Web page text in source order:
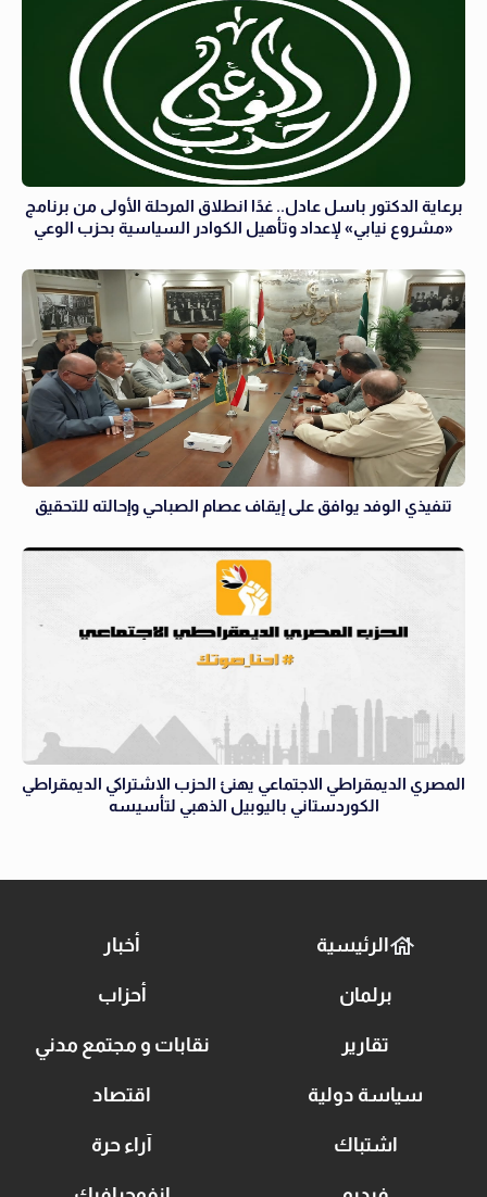
برعاية الدكتور باسل عادل.. غدًا انطلاق المرحلة الأولى من برنامج
«مشروع نيابي» لإعداد وتأهيل الكوادر السياسية بحزب الوعي
تنفيذي الوفد يوافق على إيقاف عصام الصباحي وإحالته للتحقيق
المصري الديمقراطي الاجتماعي يهنئ الحزب الاشتراكي الديمقراطي
الكوردستاني باليوبيل الذهبي لتأسيسه
الرئيسية أخبار
برلمان أحزاب
تقارير نقابات و مجتمع مدني
سياسة دولية اقتصاد
اشتباك آراء حرة